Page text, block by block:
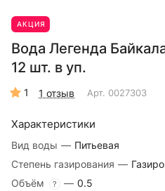
АКЦИЯ
Вода Легенда
12 шт. в уп.
1 1 отзыв Арт. 0027303
Характеристики
Вид воды — Питьевая
Степень газирования —
Объём
? — 0.5